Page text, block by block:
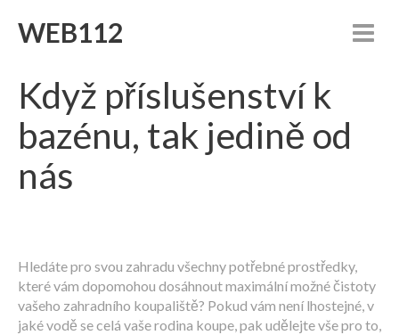
WEB112
Když příslušenství k
bazénu, tak jedině od
nás
Hledáte pro svou zahradu všechny potřebné prostředky,
které vám dopomohou dosáhnout maximální možné čistoty
vašeho zahradního koupaliště? Pokud vám není lhostejné, v
jaké vodě se celá vaše rodina koupe, pak udělejte vše pro to,